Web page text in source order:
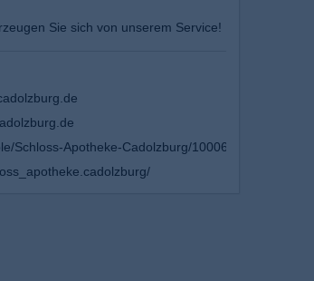
Sie sich von unserem Service!
Schloss-Apotheke-Cadolzburg/100063462495206/